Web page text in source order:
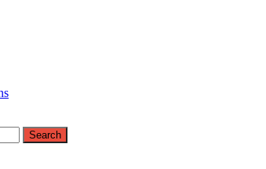
& Software Full Gratis